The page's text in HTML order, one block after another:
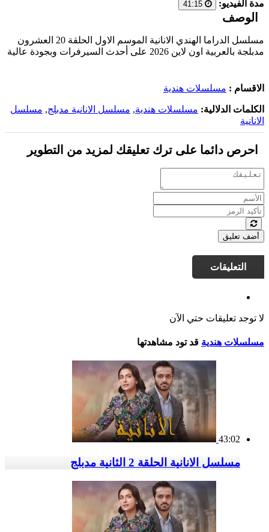
مدة الفيديو:
الوصف
مسلسل الدراما الهندي الانانية الموسم الاول الحلقة 20 العشرون
مدبلجة بالعربية اون لاين 2026 على أحدث السيرفرات وبجودة عالية
الاقسام : مسلسلات هندية
الكلمات الدلالية: مسلسلات هندية, مسلسل الانانية مدبلج, مسلسل
الانانية
احرص دائما على ترك تعليقك لمزيد من التطوير
أضف تعليق
التعليقات
لا توجد تعليقات حتي الآن
مسلسلات هندية قد تود مشاهدتها
43:02
مسلسل الانانية الحلقة 2 الثانية مدبلج